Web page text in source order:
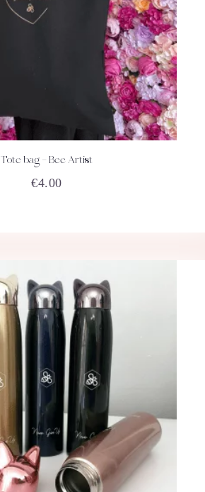
Tote bag – Bee Artist
€4.00